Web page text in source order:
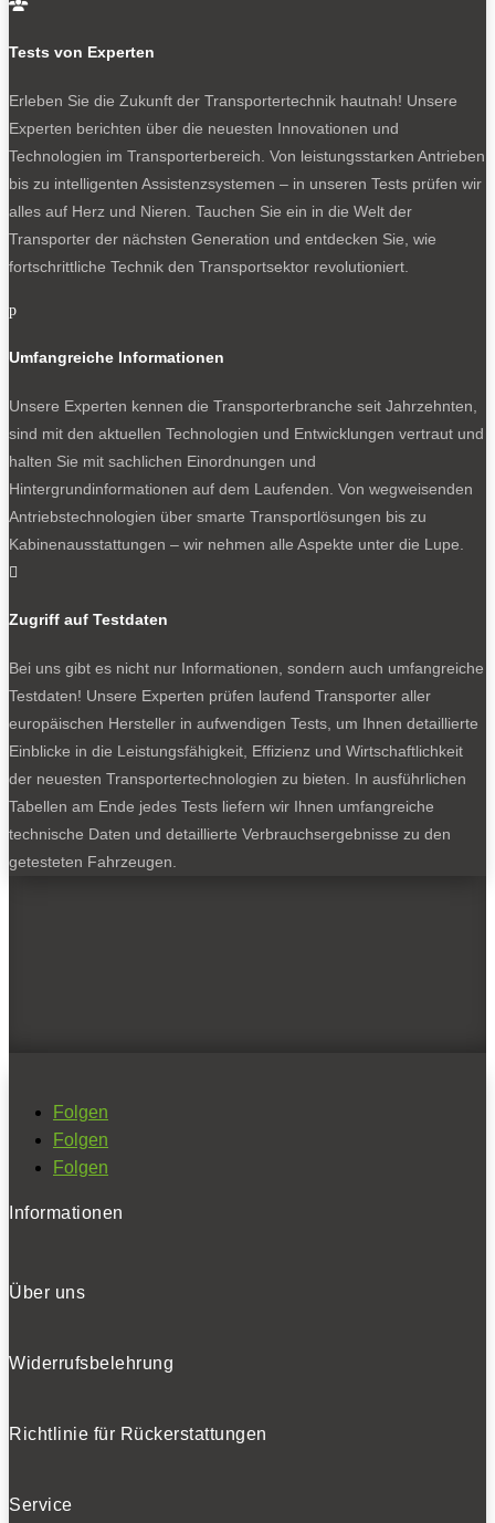
Tests von Experten
Erleben Sie die Zukunft der Transportertechnik hautnah! Unsere
Experten berichten über die neuesten Innovationen und
Technologien im Transporterbereich. Von leistungsstarken Antrieben
bis zu intelligenten Assistenzsystemen – in unseren Tests prüfen wir
alles auf Herz und Nieren. Tauchen Sie ein in die Welt der
Transporter der nächsten Generation und entdecken Sie, wie
fortschrittliche Technik den Transportsektor revolutioniert.
p
Umfangreiche Informationen
Unsere Experten kennen die Transporterbranche seit Jahrzehnten,
sind mit den aktuellen Technologien und Entwicklungen vertraut und
halten Sie mit sachlichen Einordnungen und
Hintergrundinformationen auf dem Laufenden. Von wegweisenden
Antriebstechnologien über smarte Transportlösungen bis zu
Kabinenausstattungen – wir nehmen alle Aspekte unter die Lupe.

Zugriff auf Testdaten
Bei uns gibt es nicht nur Informationen, sondern auch umfangreiche
Testdaten! Unsere Experten prüfen laufend Transporter aller
europäischen Hersteller in aufwendigen Tests, um Ihnen detaillierte
Einblicke in die Leistungsfähigkeit, Effizienz und Wirtschaftlichkeit
der neuesten Transportertechnologien zu bieten. In ausführlichen
Tabellen am Ende jedes Tests liefern wir Ihnen umfangreiche
technische Daten und detaillierte Verbrauchsergebnisse zu den
getesteten Fahrzeugen.
Folgen
Folgen
Folgen
Informationen
Über uns
Widerrufsbelehrung
Richtlinie für Rückerstattungen
Service